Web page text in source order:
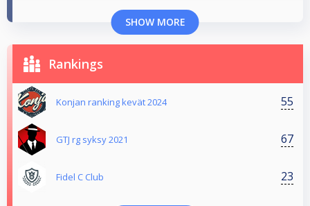
SHOW MORE
Rankings
Konjan ranking kevät 2024 55
GTJ rg syksy 2021 67
Fidel C Club 23